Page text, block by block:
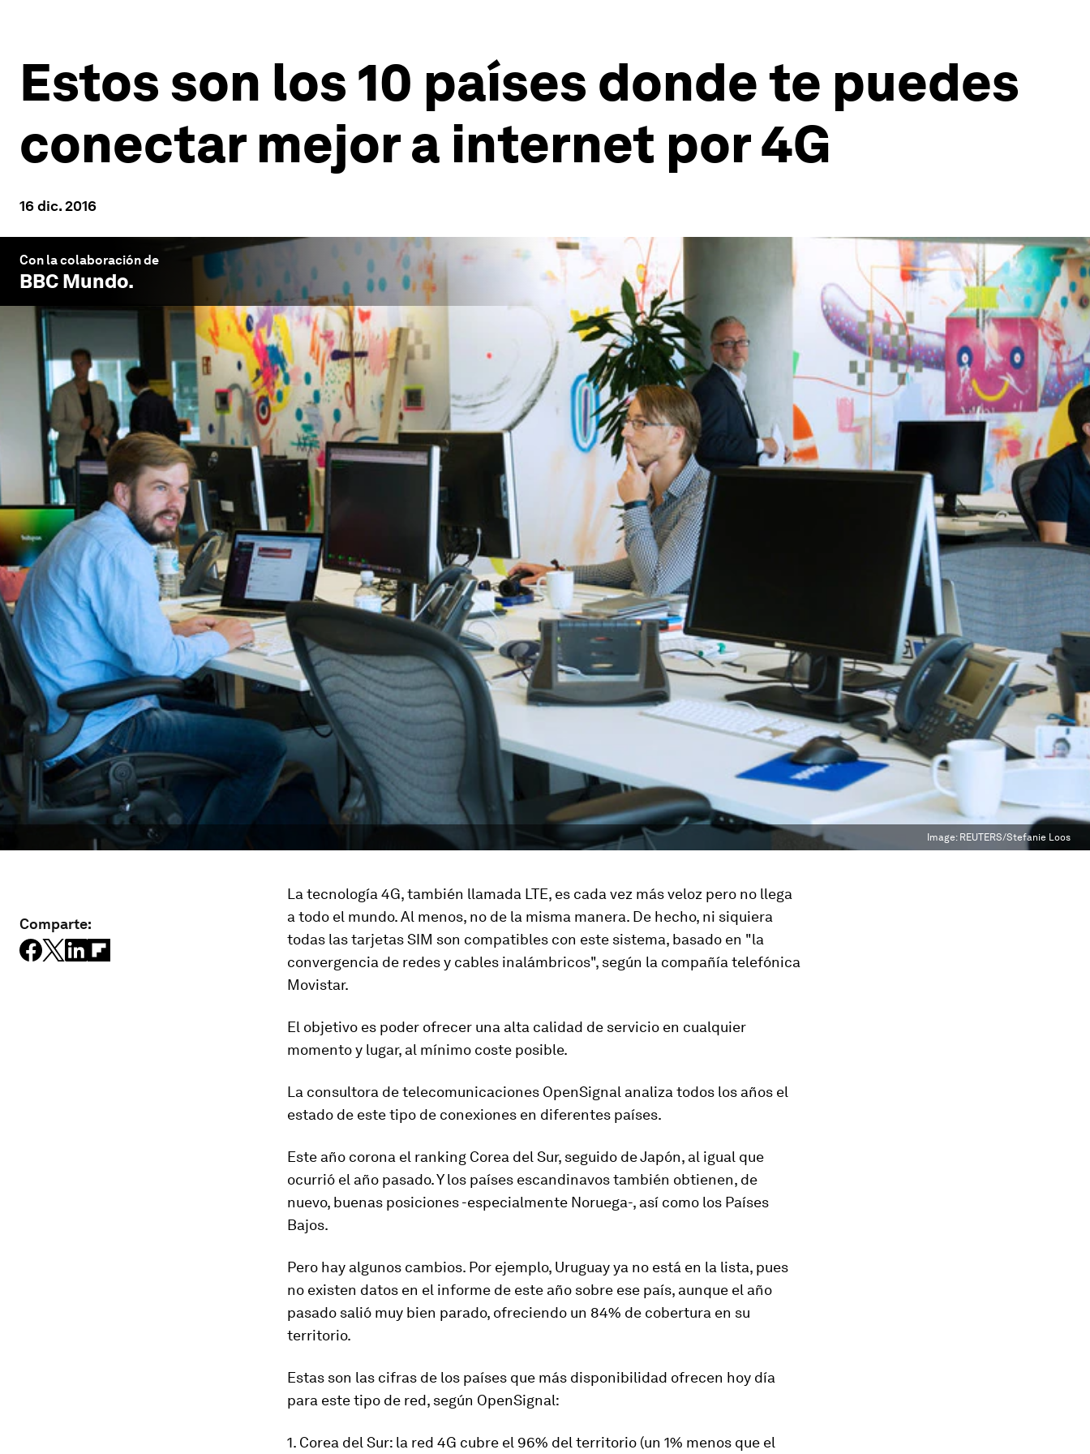
Estos son los 10 países donde te puedes
conectar mejor a internet por 4G
16 dic. 2016
Con la colaboración de
BBC Mundo.
Image: REUTERS/Stefanie Loos
Comparte:
La tecnología 4G, también llamada LTE, es cada vez más veloz pero no llega
a todo el mundo. Al menos, no de la misma manera. De hecho, ni siquiera
todas las tarjetas SIM son compatibles con este sistema, basado en "la
convergencia de redes y cables inalámbricos", según la compañía telefónica
Movistar.
El objetivo es poder ofrecer una alta calidad de servicio en cualquier
momento y lugar, al mínimo coste posible.
La consultora de telecomunicaciones OpenSignal analiza todos los años el
estado de este tipo de conexiones en diferentes países.
Este año corona el ranking Corea del Sur, seguido de Japón, al igual que
ocurrió el año pasado. Y los países escandinavos también obtienen, de
nuevo, buenas posiciones -especialmente Noruega-, así como los Países
Bajos.
Pero hay algunos cambios. Por ejemplo, Uruguay ya no está en la lista, pues
no existen datos en el informe de este año sobre ese país, aunque el año
pasado salió muy bien parado, ofreciendo un 84% de cobertura en su
territorio.
Estas son las cifras de los países que más disponibilidad ofrecen hoy día
para este tipo de red, según OpenSignal:
1. Corea del Sur: la red 4G cubre el 96% del territorio (un 1% menos que el